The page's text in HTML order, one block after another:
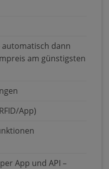
automatisch dann
am günstigsten
App)
App und API –